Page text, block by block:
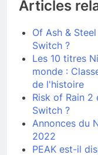
Articles
Of Ash &
Switch ?
Les 10 titres
monde :
de l'histoire
Risk of Rain
Switch ?
Annonces du
2022
PEAK est-il